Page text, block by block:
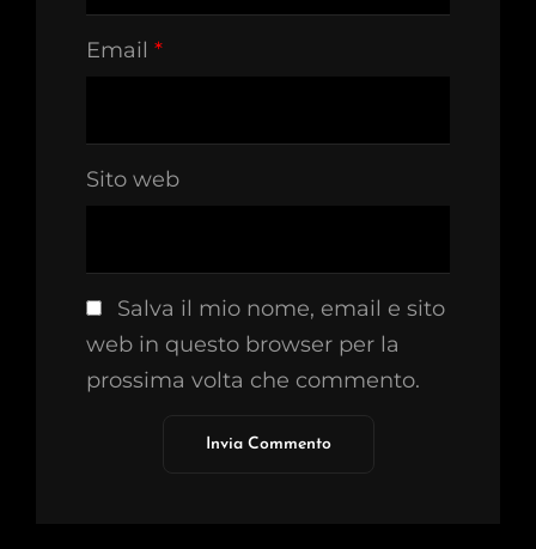
Email *
Sito web
Salva il mio nome, email e sito
web in questo browser per la
prossima volta che commento.